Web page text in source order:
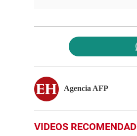
Agencia AFP
VIDEOS